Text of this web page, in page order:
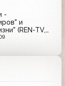
-
и
(REN-TV,